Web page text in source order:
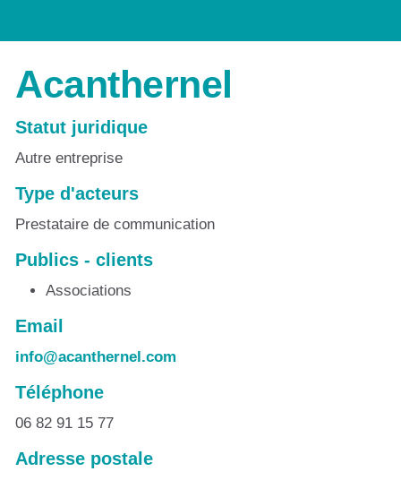
Acanthernel
Statut juridique
Autre entreprise
Type d'acteurs
Prestataire de communication
Publics - clients
Associations
Email
info@acanthernel.com
Téléphone
06 82 91 15 77
Adresse postale